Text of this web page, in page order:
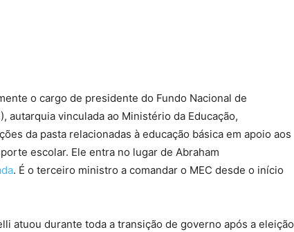
o cargo de presidente do Fundo Nacional de
autarquia vinculada ao Ministério da Educação,
da pasta relacionadas à educação básica em apoio aos
escolar. Ele entra no lugar de Abraham
. É o terceiro ministro a comandar o MEC desde o início
atuou durante toda a transição de governo após a eleição